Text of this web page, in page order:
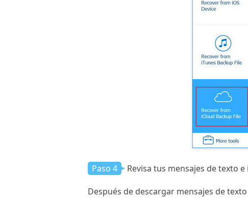
Paso 4 Revisa tus mensajes de texto
Después de descargar mensajes de